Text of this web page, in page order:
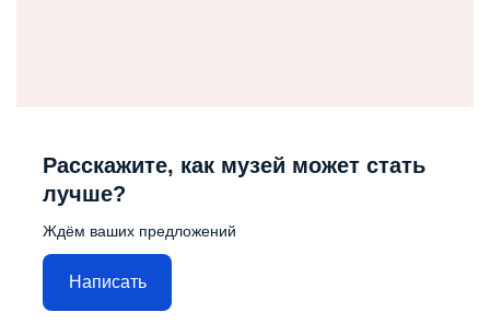
Расскажите, как музей может стать
лучше?
Ждём ваших предложений
Написать